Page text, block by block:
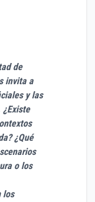
de
invita a
y las
¿Qué
o los
los